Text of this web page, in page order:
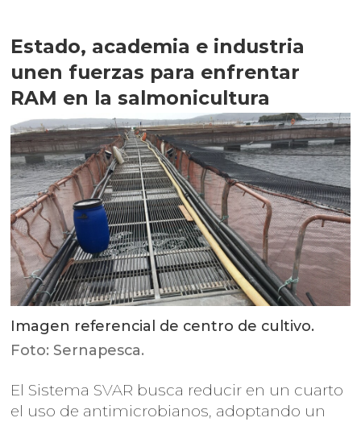
Estado, academia e industria
unen fuerzas para enfrentar
RAM en la salmonicultura
Imagen referencial de centro de cultivo.
Foto: Sernapesca.
El Sistema SVAR busca reducir en un cuarto
el uso de antimicrobianos, adoptando un